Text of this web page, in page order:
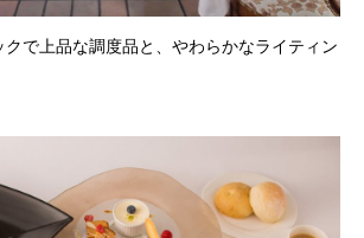
クで上品な調度品と、やわらかなライティン